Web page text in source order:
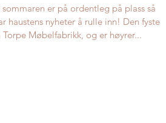
sommaren er på ordentleg på plass så
haustens nyheter å rulle inn! Den fyste
Torpe Møbelfabrikk, og er høyrer...